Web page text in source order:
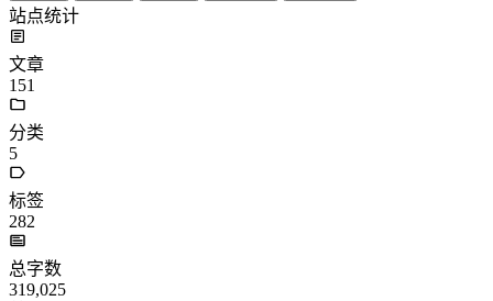
站点统计
文章
151
分类
5
标签
282
总字数
319,025